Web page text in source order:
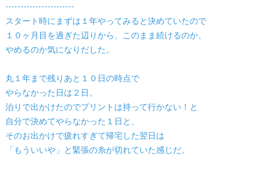
-----------------------
スタート時にまずは１年やってみると決めていたので
１０ヶ月目を過ぎた辺りから、このまま続けるのか、
やめるのか気になりだした。
丸１年まで残りあと１０日の時点で
やらなかった日は２日。
泊りで出かけたのでプリントは持って行かない！と
自分で決めてやらなかった１日と、
そのお出かけで疲れすぎて帰宅した翌日は
「もういいや」と緊張の糸が切れていた感じだ。